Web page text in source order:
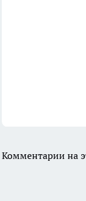
Комментарии на